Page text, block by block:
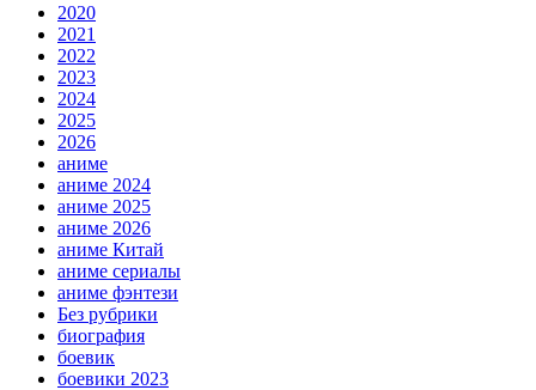
2020
2021
2022
2023
2024
2025
2026
аниме
аниме 2024
аниме 2025
аниме 2026
аниме Китай
аниме сериалы
аниме фэнтези
Без рубрики
биография
боевик
боевики 2023